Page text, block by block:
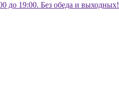
до 19:00. Без обеда и выходных!